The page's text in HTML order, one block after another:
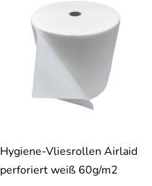
Hygiene-Vliesrollen Airlaid
perforiert weiß 60g/m2